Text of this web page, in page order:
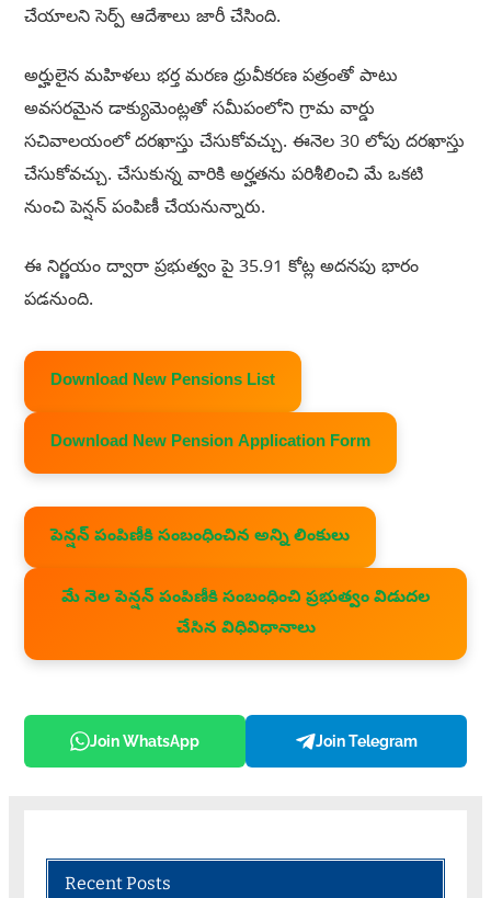
చేయాలని సెర్ప్ ఆదేశాలు జారీ చేసింది.
అర్హులైన మహిళలు భర్త మరణ ధ్రువీకరణ పత్రంతో పాటు
అవసరమైన డాక్యుమెంట్లతో సమీపంలోని గ్రామ వార్డు
సచివాలయంలో దరఖాస్తు చేసుకోవచ్చు. ఈనెల 30 లోపు దరఖాస్తు
చేసుకోవచ్చు. చేసుకున్న వారికి అర్హతను పరిశీలించి మే ఒకటి
నుంచి పెన్షన్ పంపిణీ చేయనున్నారు.
ఈ నిర్ణయం ద్వారా ప్రభుత్వం పై 35.91 కోట్ల అదనపు భారం
పడనుంది.
Download New Pensions List
Download New Pension Application Form
పెన్షన్ పంపిణీకి సంబంధించిన అన్ని లింకులు
మే నెల పెన్షన్ పంపిణీకి సంబంధించి ప్రభుత్వం విడుదల
చేసిన విధివిధానాలు
Join WhatsApp Join Telegram
Recent Posts